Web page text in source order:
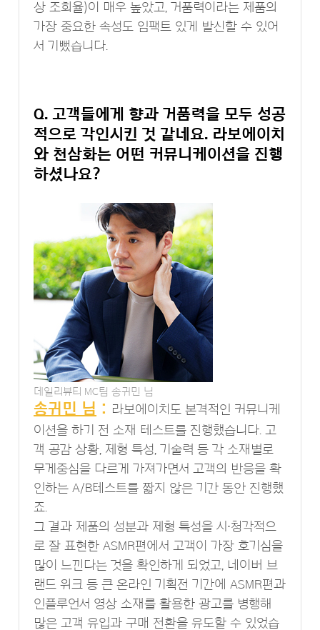
상 조회율)이 매우 높았고, 거품력이라는 제품의
가장 중요한 속성도 임팩트 있게 발신할 수 있어
서 기뻤습니다.
Q. 고객들에게 향과 거품력을 모두 성공
적으로 각인시킨 것 같네요. 라보에이치
와 천삼화는 어떤 커뮤니케이션을 진행
하셨나요?
데일리뷰티 MC팀 송귀민 님
송귀민 님 :
라보에이치도 본격적인 커뮤니케
이션을 하기 전 소재 테스트를 진행했습니다. 고
객 공감 상황, 제형 특성, 기술력 등 각 소재별로
무게중심을 다르게 가져가면서 고객의 반응을 확
인하는 A/B테스트를 짧지 않은 기간 동안 진행했
죠.
그 결과 제품의 성분과 제형 특성을 시∙청각적으
로 잘 표현한 ASMR편에서 고객이 가장 호기심을
많이 느낀다는 것을 확인하게 되었고, 네이버 브
랜드 위크 등 큰 온라인 기획전 기간에 ASMR편과
인플루언서 영상 소재를 활용한 광고를 병행해
많은 고객 유입과 구매 전환을 유도할 수 있었습